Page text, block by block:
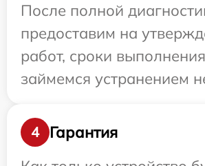
После полной
предоставим на
работ, сроки
займемся устранением
4
Гарантия